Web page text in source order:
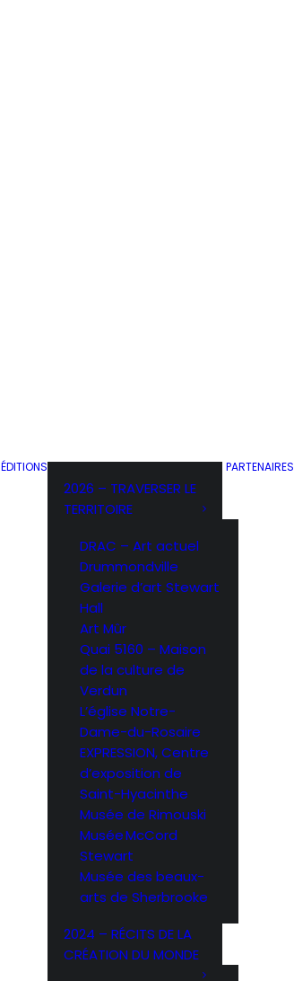
ÉDITIONS
2026 – TRAVERSER LE
TERRITOIRE
DRAC – Art actuel
Drummondville
Galerie d’art Stewart
Hall
Art Mûr
Quai 5160 – Maison
de la culture de
Verdun
L’église Notre-
Dame-du-Rosaire
EXPRESSION, Centre
d’exposition de
Saint-Hyacinthe
Musée de Rimouski
Musée McCord
Stewart
Musée des beaux-
arts de Sherbrooke
2024 – RÉCITS DE LA
CRÉATION DU MONDE
PARTENAIRES